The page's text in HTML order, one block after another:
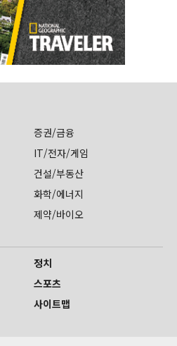
증권/금융
IT/전자/게임
건설/부동산
화학/에너지
제약/바이오
정치
스포츠
사이트맵